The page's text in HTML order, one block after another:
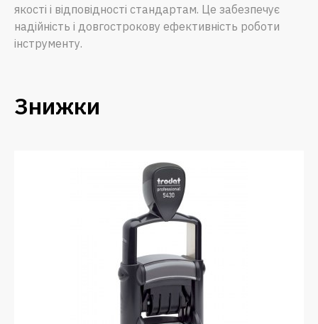
якості і відповідності стандартам. Це забезпечує
надійність і довгострокову ефективність роботи
інструменту.
Знижки